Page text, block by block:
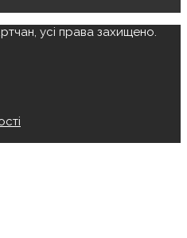
усі права захищено.